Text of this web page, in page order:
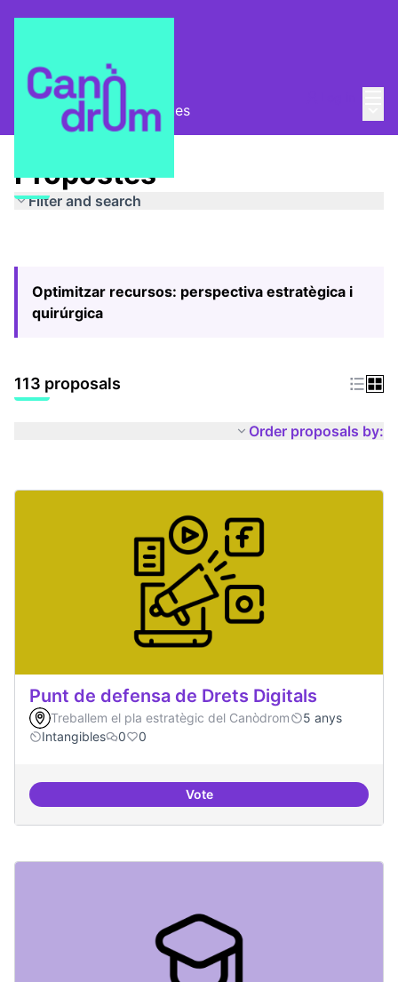
Pla Estratègic Propostes
Propostes
Filter and search
Optimitzar recursos: perspectiva estratègica i
quirúrgica
113 proposals
Order proposals by:
Punt de defensa de Drets Digitals
Treballem el pla estratègic del Canòdrom
5 anys
Intangibles
0 0
VotePunt de defensa de Drets Digitals